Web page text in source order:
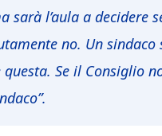
sarà l’aula a decidere
no. Un sindaco
Se il Consiglio